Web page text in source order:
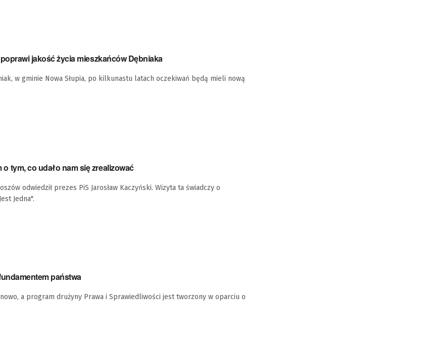
jakość życia mieszkańców Dębniaka
w gminie Nowa Słupia, po kilkunastu latach oczekiwań będą mieli nową
tym, co udało nam się zrealizować
odwiedził prezes PiS Jarosław Kaczyński. Wizyta ta świadczy o
Jedna".
państwa
a program drużyny Prawa i Sprawiedliwości jest tworzony w oparciu o